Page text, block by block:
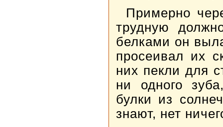
Примерно
трудную
белками он
просеивал их
них пекли для
ни одного
булки из
знают, нет